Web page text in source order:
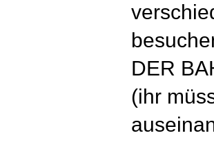
DER
(ihr